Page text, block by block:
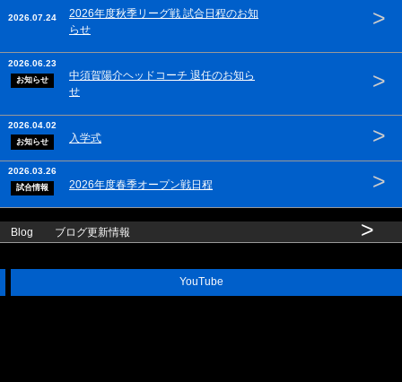
2026.07.24
2026年度秋季リーグ戦 試合日程のお知
らせ
>
2026.06.23
お知らせ
中須賀陽介ヘッドコーチ 退任のお知ら
せ
>
2026.04.02
お知らせ 入学式 >
2026.03.26
試合情報 2026年度春季オープン戦日程 >
Blog ブログ更新情報 >
YouTube